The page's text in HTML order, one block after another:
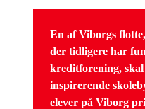
En af Viborgs
der tidligere har
kreditforening,
inspirerende
elever på Viborg